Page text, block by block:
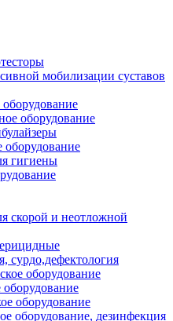
мобилизации суставов
оборудование
оборудование
оборудование
гигиены
скорой и неотложной
сурдо,дефектология
оборудование
оборудование
оборудование, дезинфекция